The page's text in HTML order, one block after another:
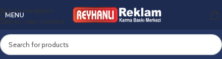
Skip to navigation
Skip to main content
MENU